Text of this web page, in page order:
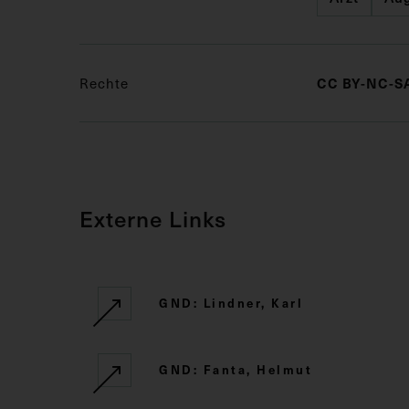
Rechte CC BY-NC-
Externe Links
GND: Lindner, Karl
GND: Fanta, Helmut